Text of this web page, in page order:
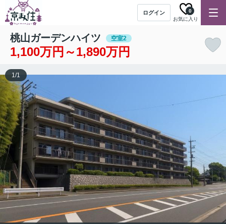
ログイン
お気に入り
0
桃山ガーデンハイツ 空室2
1,100万円～1,890万円
1/1